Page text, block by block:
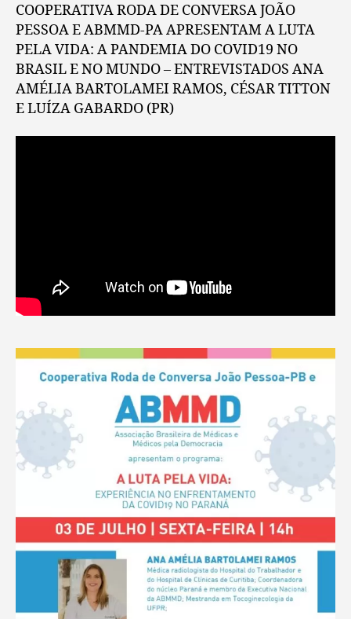
COOPERATIVA RODA DE CONVERSA JOÃO
PESSOA E ABMMD-PA APRESENTAM A LUTA
PELA VIDA: A PANDEMIA DO COVID19 NO
BRASIL E NO MUNDO – ENTREVISTADOS ANA
AMÉLIA BARTOLAMEI RAMOS, CÉSAR TITTON
E LUÍZA GABARDO (PR)